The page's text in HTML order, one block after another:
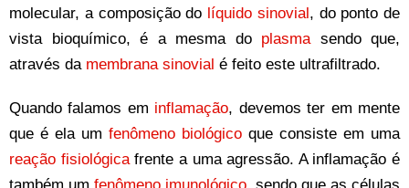
molecular, a composição do líquido sinovial, do ponto de
vista bioquímico, é a mesma do plasmasendo que,
através da membrana sinovial é feito este ultrafiltrado.
Quando falamos em inflamação, devemos ter em mente
que é ela um fenômeno biológico que consiste em uma
reação fisiológicafrente a uma agressão. A inflamação é